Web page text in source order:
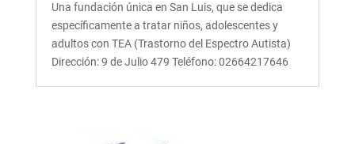
Una fundación única en San Luis, que se dedica
específicamente a tratar niños, adolescentes y
adultos con TEA (Trastorno del Espectro Autista)
Dirección: 9 de Julio 479 Teléfono: 02664217646